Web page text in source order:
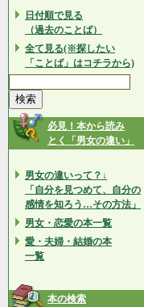
日付順で見る
（過去のことば）
全て見る(※探したい
「ことば」はコチラから)
必見！本から読み
とく「男女の違い」
男女の違いって？↓
「自分を見つめて、自分の
感情を知ろう…その方法」
男女・恋愛の本一覧
愛・夫婦・結婚の本
一覧
本の検索